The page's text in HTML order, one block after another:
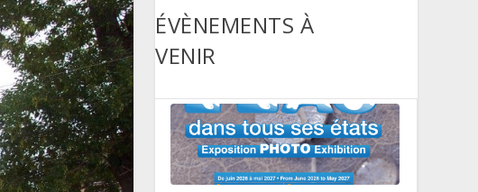
ÉVÈNEMENTS À
VENIR